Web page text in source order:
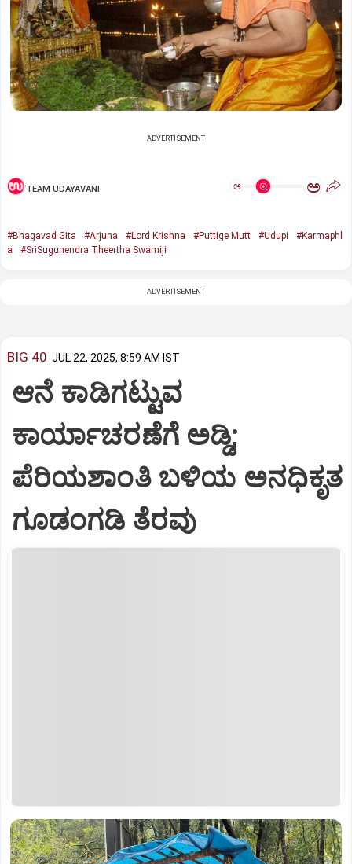
ADVERTISEMENT
TEAM UDAYAVANI ಅ ಅ
#Bhagavad Gita #Arjuna #Lord Krishna #Puttige Mutt #Udupi
#Karmaphl
a
#SriSugunendra Theertha Swamiji
ADVERTISEMENT
BIG 40 JUL 22, 2025, 8:59 AM IST
ಆನೆ ಕಾಡಿಗಟ್ಟುವ
ಕಾರ್ಯಾಚರಣೆಗೆ ಅಡ್ಡಿ;
ಪೆರಿಯಶಾಂತಿ ಬಳಿಯ ಅನಧಿಕೃತ
ಗೂಡಂಗಡಿ ತೆರವು